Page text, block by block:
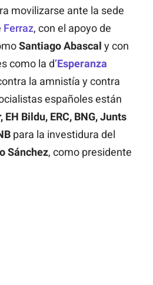
movilizarse ante la sede
Ferraz, con el apoyo de
Santiago Abascal y con
como la d’Esperanza
la amnistía y contra
españoles están
EH Bildu, ERC, BNG, Junts
para la investidura del
Sánchez, como presidente